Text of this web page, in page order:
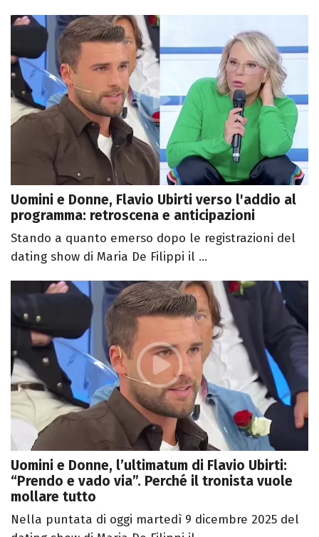
Uomini e Donne, Flavio Ubirti verso l'addio al
programma: retroscena e anticipazioni
Stando a quanto emerso dopo le registrazioni del
dating show di Maria De Filippi il ...
Uomini e Donne, l’ultimatum di Flavio Ubirti:
“Prendo e vado via”. Perché il tronista vuole
mollare tutto
Nella puntata di oggi martedì 9 dicembre 2025 del